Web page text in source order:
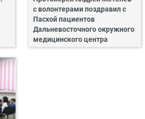
с волонтерами поздравил с
Пасхой пациентов
Дальневосточного окружного
медицинского центра